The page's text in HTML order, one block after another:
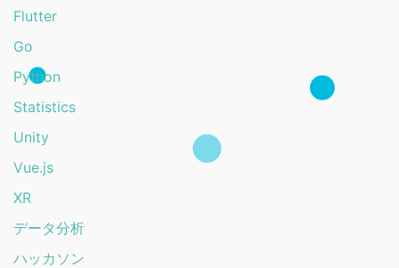
Flutter
Go
Python
Statistics
Unity
Vue.js
XR
データ分析
ハッカソン